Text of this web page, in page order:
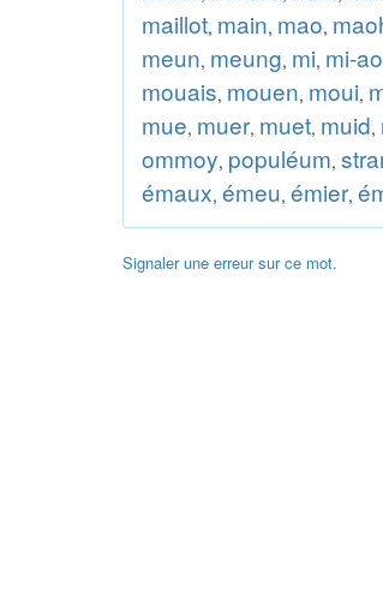
maillot, main, mao,
meun, meung, mi, mi-
mouais, mouen, moui,
mue, muer, muet, muid,
ommoy, populéum,
émaux, émeu, émier,
Signaler une erreur sur ce mot.